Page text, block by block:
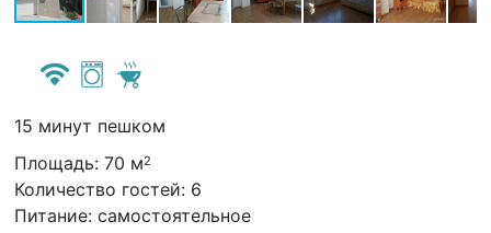
15 минут пешком
Площадь: 70 м2
Количество гостей: 6
Питание: самостоятельное